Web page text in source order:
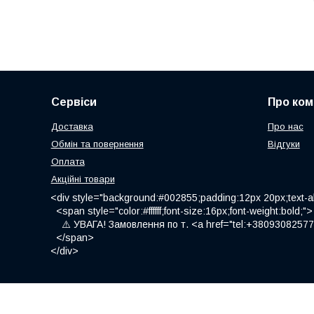
Сервіси
Доставка
Обмін та повернення
Оплата
Акційні товари
Про
Про нас
Відгуки
<div style="background:#002855;padding:12px
<span style="color:#ffffff;font-size:16px;font-weight:bold;">
⚠️ УВАГА! Замовлення по т. <a
</span>
</div>